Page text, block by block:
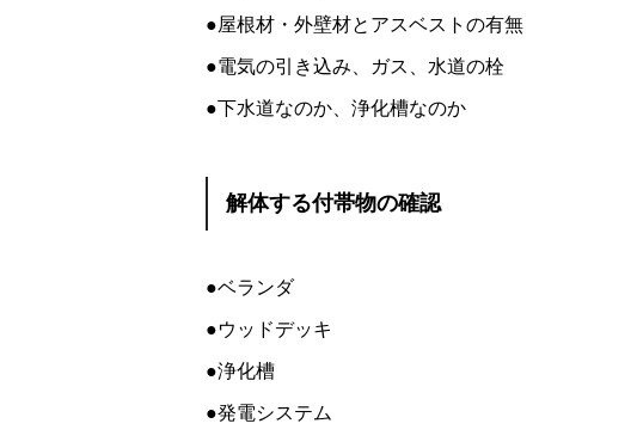
●屋根材・外壁材とアスベストの有無
●電気の引き込み、ガス、水道の栓
●下水道なのか、浄化槽なのか
解体する付帯物の確認
●ベランダ
●ウッドデッキ
●浄化槽
●発電システム